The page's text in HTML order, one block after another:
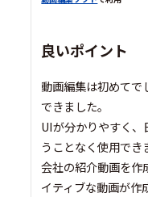
良いポイント
動画編集は初めてで
できました。
UIが分かりやすく
うことなく使用でき
会社の紹介動画を作
イティブな動画が作